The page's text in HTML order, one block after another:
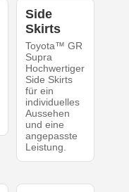
Side
Skirts
Toyota™ GR
Supra
Hochwertiger
Side Skirts
für ein
individuelles
Aussehen
und eine
angepasste
Leistung.